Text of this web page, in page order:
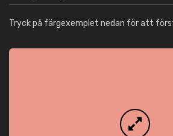
Tryck på färgexemplet nedan för att